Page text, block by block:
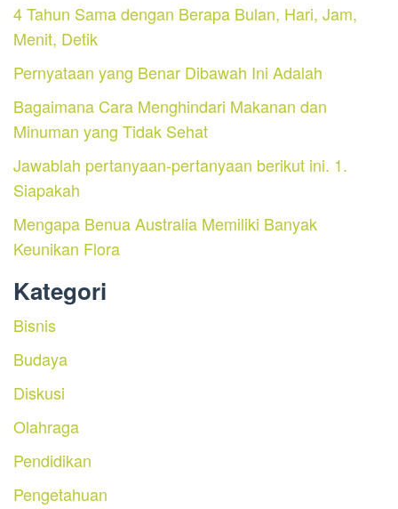
4 Tahun Sama dengan Berapa Bulan, Hari, Jam,
Menit, Detik
Pernyataan yang Benar Dibawah Ini Adalah
Bagaimana Cara Menghindari Makanan dan
Minuman yang Tidak Sehat
Jawablah pertanyaan-pertanyaan berikut ini. 1.
Siapakah
Mengapa Benua Australia Memiliki Banyak
Keunikan Flora
Kategori
Bisnis
Budaya
Diskusi
Olahraga
Pendidikan
Pengetahuan